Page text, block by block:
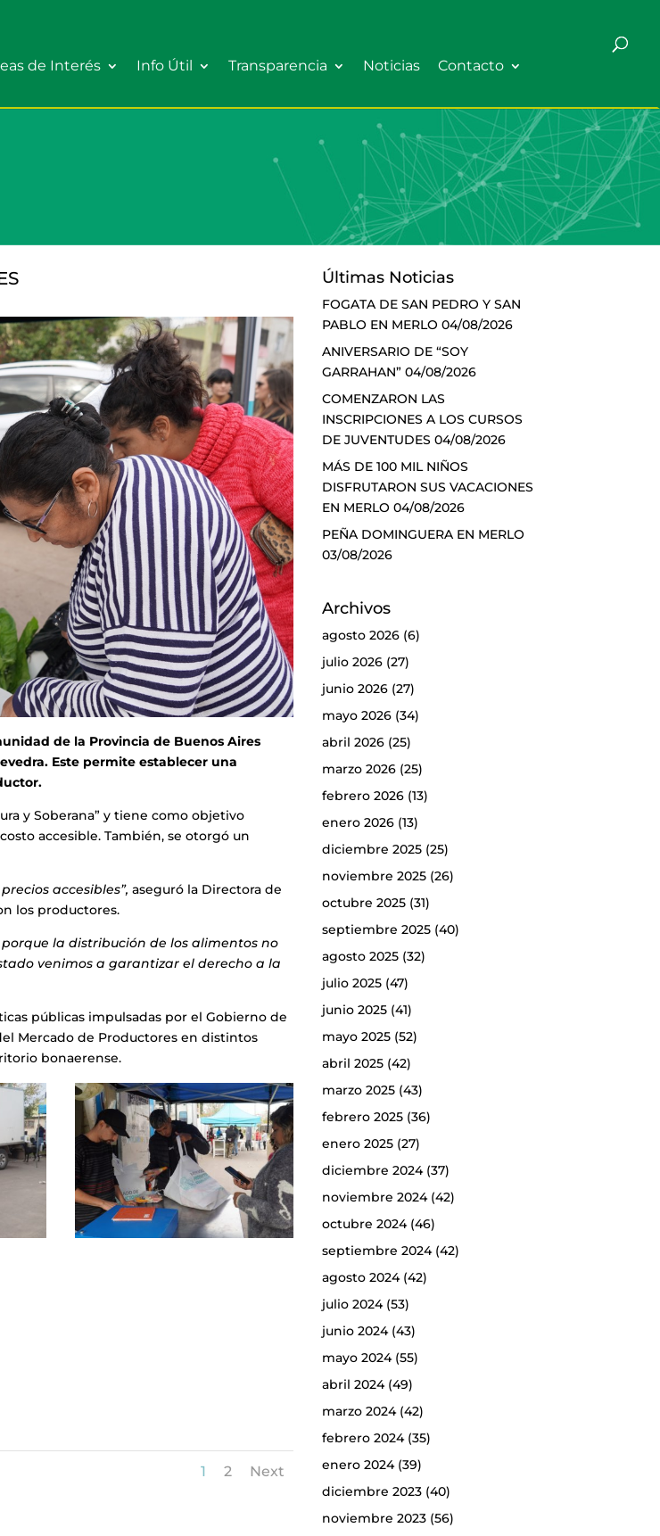
de Interés Info Útil Transparencia Noticias Contacto
de la Provincia de Buenos Aires
Este permite establecer una
.
y Soberana” y tiene como objetivo
accesible. También, se otorgó un
accesibles”, aseguró la Directora de
los productores.
la distribución de los alimentos no
venimos a garantizar el derecho a la
públicas impulsadas por el Gobierno de
Mercado de Productores en distintos
bonaerense.
1 2 Next
Últimas Noticias
FOGATA DE SAN PEDRO Y SAN
PABLO EN MERLO 04/08/2026
ANIVERSARIO DE “SOY
GARRAHAN” 04/08/2026
COMENZARON LAS
INSCRIPCIONES A LOS CURSOS
DE JUVENTUDES 04/08/2026
MÁS DE 100 MIL NIÑOS
DISFRUTARON SUS VACACIONES
EN MERLO 04/08/2026
PEÑA DOMINGUERA EN MERLO
03/08/2026
Archivos
agosto 2026(6)
julio 2026(27)
junio 2026(27)
mayo 2026(34)
abril 2026(25)
marzo 2026(25)
febrero 2026(13)
enero 2026(13)
diciembre 2025(25)
noviembre 2025(26)
octubre 2025(31)
septiembre 2025(40)
agosto 2025(32)
julio 2025(47)
junio 2025(41)
mayo 2025(52)
abril 2025(42)
marzo 2025(43)
febrero 2025(36)
enero 2025(27)
diciembre 2024(37)
noviembre 2024(42)
octubre 2024(46)
septiembre 2024(42)
agosto 2024(42)
julio 2024(53)
junio 2024(43)
mayo 2024(55)
abril 2024(49)
marzo 2024(42)
febrero 2024(35)
enero 2024(39)
diciembre 2023(40)
noviembre 2023(56)